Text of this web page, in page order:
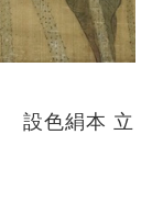
設色絹本 立